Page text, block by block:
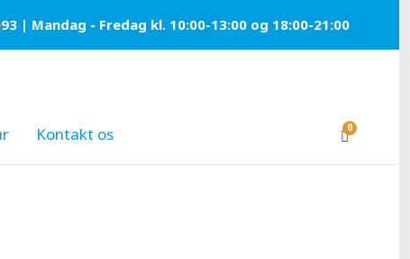
| Mandag - Fredag kl. 10:00-13:00 og 18:00-21:00
Kontakt os 0